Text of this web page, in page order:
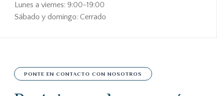
Lunes a viernes: 9:00-19:00
Sábado y domingo: Cerrado
PONTE EN CONTACTO CON NOSOTROS